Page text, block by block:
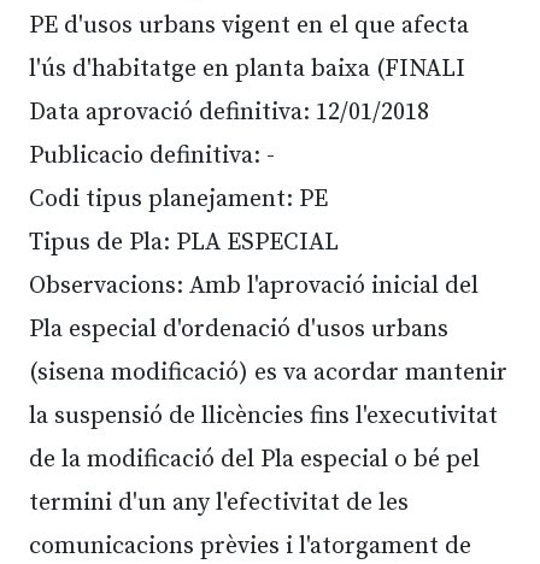
PE d'usos urbans vigent en el que afecta
l'ús d'habitatge en planta baixa (FINALI
Data aprovació definitiva: 12/01/2018
Publicacio definitiva: -
Codi tipus planejament: PE
Tipus de Pla: PLA ESPECIAL
Observacions: Amb l'aprovació inicial del
Pla especial d'ordenació d'usos urbans
(sisena modificació) es va acordar mantenir
la suspensió de llicències fins l'executivitat
de la modificació del Pla especial o bé pel
termini d'un any l'efectivitat de les
comunicacions prèvies i l'atorgament de